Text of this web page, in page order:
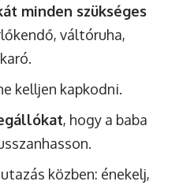
minden szükséges
váltóruha,
kelljen kapkodni.
, hogy a baba
közben: énekelj,